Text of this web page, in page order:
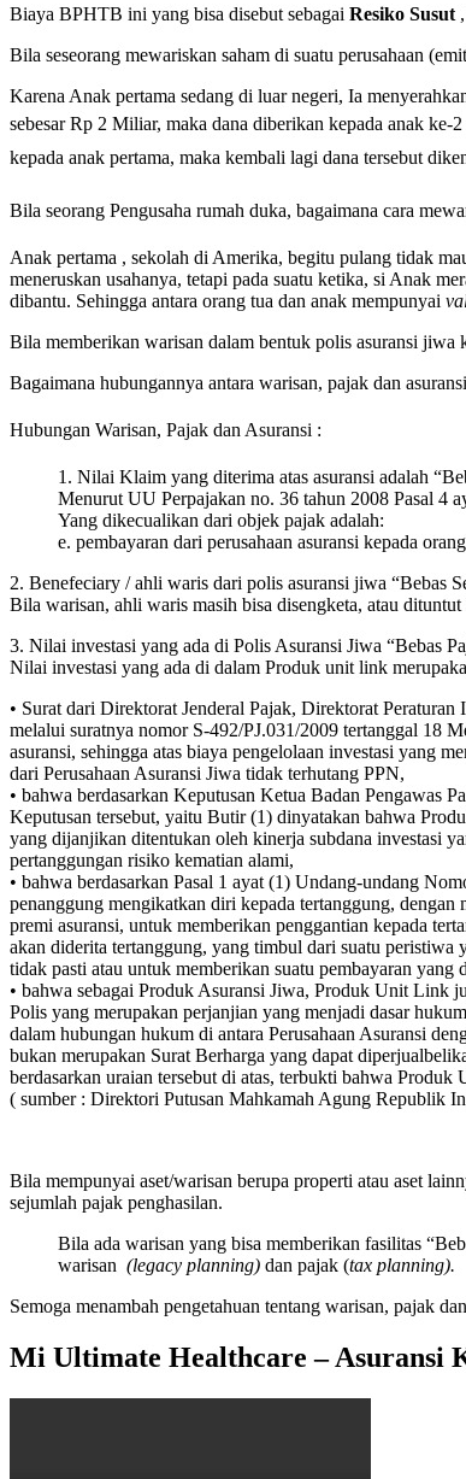
Biaya BPHTB ini yang bisa disebut sebagai Resiko Susut
Bila seseorang mewariskan saham di suatu perusahaan
Karena Anak pertama sedang di luar negeri, Ia
sebesar Rp 2 Miliar, maka dana diberikan kepada anak ke-
kepada anak pertama, maka kembali lagi dana tersebut
Bila seorang Pengusaha rumah duka, bagaimana cara
Anak pertama , sekolah di Amerika, begitu pulang tidak
meneruskan usahanya, tetapi pada suatu ketika, si Anak
dibantu. Sehingga antara orang tua dan anak mempunyai
Bila memberikan warisan dalam bentuk polis asuransi jiwa
Bagaimana hubungannya antara warisan, pajak dan
Hubungan Warisan, Pajak dan Asuransi :
1. Nilai Klaim yang diterima atas asuransi adalah
Menurut UU Perpajakan no. 36 tahun 2008 Pasal 4
Yang dikecualikan dari objek pajak adalah:
e. pembayaran dari perusahaan asuransi kepada
2. Benefeciary / ahli waris dari polis asuransi jiwa “Bebas
Bila warisan, ahli waris masih bisa disengketa, atau
3. Nilai investasi yang ada di Polis Asuransi Jiwa “Bebas
Nilai investasi yang ada di dalam Produk unit link
• Surat dari Direktorat Jenderal Pajak, Direktorat Peraturan
melalui suratnya nomor S-492/PJ.031/2009 tertanggal 18
asuransi, sehingga atas biaya pengelolaan investasi yang
dari Perusahaan Asuransi Jiwa tidak terhutang PPN,
• bahwa berdasarkan Keputusan Ketua Badan
Keputusan tersebut, yaitu Butir (1) dinyatakan bahwa
yang dijanjikan ditentukan oleh kinerja subdana investasi
pertanggungan risiko kematian alami,
• bahwa berdasarkan Pasal 1 ayat (1) Undang-undang
penanggung mengikatkan diri kepada tertanggung, dengan
premi asuransi, untuk memberikan penggantian kepada
akan diderita tertanggung, yang timbul dari suatu peristiwa
tidak pasti atau untuk memberikan suatu pembayaran
• bahwa sebagai Produk Asuransi Jiwa, Produk Unit Link
Polis yang merupakan perjanjian yang menjadi dasar hukum
dalam hubungan hukum di antara Perusahaan Asuransi
bukan merupakan Surat Berharga yang dapat
berdasarkan uraian tersebut di atas, terbukti bahwa
( sumber : Direktori Putusan Mahkamah Agung Republik
Bila mempunyai aset/warisan berupa properti atau aset
sejumlah pajak penghasilan.
Bila ada warisan yang bisa memberikan fasilitas
warisan (legacy planning) dan pajak (tax planning).
Semoga menambah pengetahuan tentang warisan, pajak
Mi Ultimate Healthcare – Asuransi